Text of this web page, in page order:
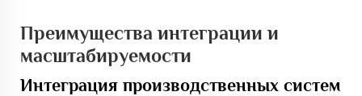
Преимущества интеграции и
масштабируемости
Интеграция производственных систем